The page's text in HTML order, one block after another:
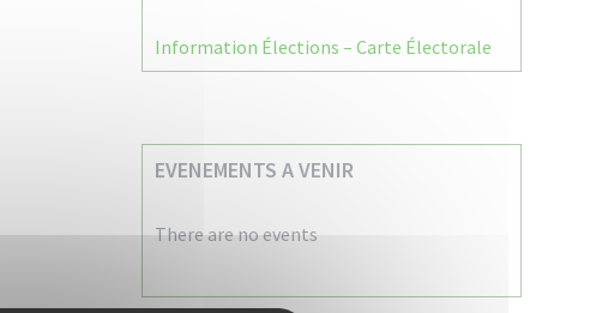
Information Élections – Carte Électorale
EVENEMENTS A VENIR
There are no events